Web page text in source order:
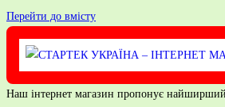
Перейти до вмісту
Наш інтернет магазин пропонує найширший